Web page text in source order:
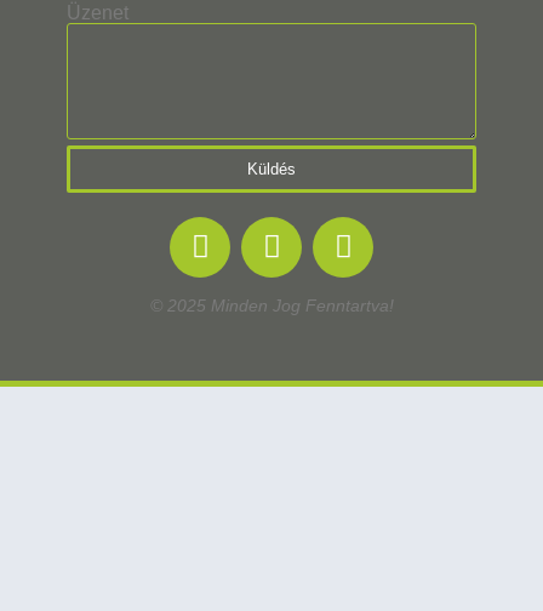
Üzenet
Küldés
© 2025 Minden Jog Fenntartva!